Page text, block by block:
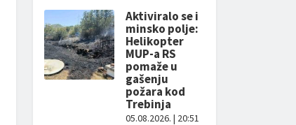
Aktiviralo se i
minsko polje:
Helikopter
MUP-a RS
pomaže u
gašenju
požara kod
Trebinja
05.08.2026. | 20:51